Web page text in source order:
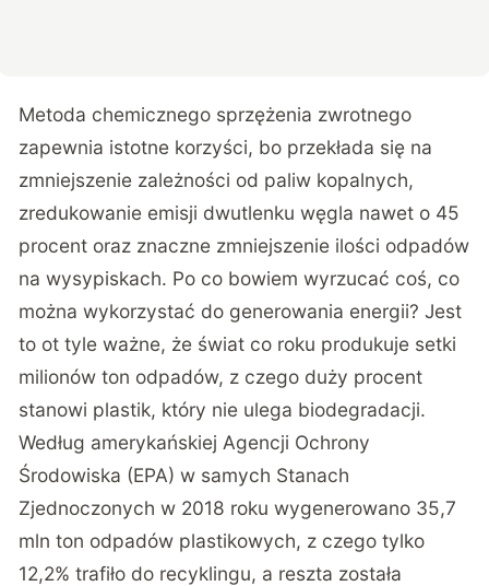
Metoda chemicznego sprzężenia zwrotnego
zapewnia istotne korzyści, bo przekłada się na
zmniejszenie zależności od paliw kopalnych,
zredukowanie emisji dwutlenku węgla nawet o 45
procent oraz znaczne zmniejszenie ilości odpadów
na wysypiskach. Po co bowiem wyrzucać coś, co
można wykorzystać do generowania energii? Jest
to ot tyle ważne, że świat co roku produkuje setki
milionów ton odpadów, z czego duży procent
stanowi plastik, który nie ulega biodegradacji.
Według amerykańskiej Agencji Ochrony
Środowiska (EPA) w samych Stanach
Zjednoczonych w 2018 roku wygenerowano 35,7
mln ton odpadów plastikowych, z czego tylko
12,2% trafiło do recyklingu, a reszta została